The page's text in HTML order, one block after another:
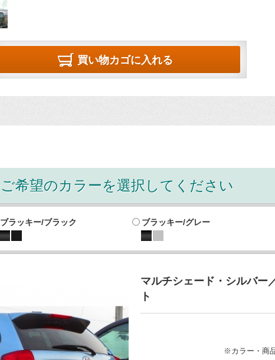
買い物カゴに入れる
ご希望のカラーを選択してください
ブラッキー/ブラック ブラッキー/グレー
マルチシェード・シルバー
ト
※カラー・商